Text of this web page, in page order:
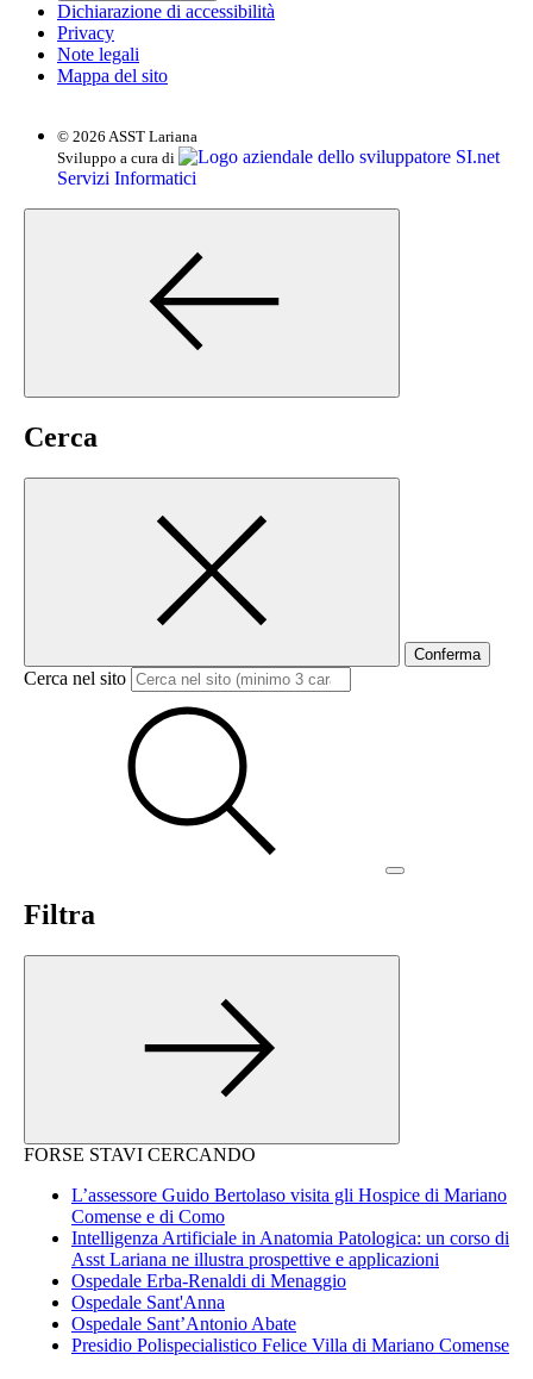
Dichiarazione di accessibilità
Privacy
Note legali
Mappa del sito
© 2026 ASST Lariana
Sviluppo a cura di
SI.net
Servizi Informatici
Cerca
Conferma
Cerca nel sito
Filtra
FORSE STAVI CERCANDO
L’assessore Guido Bertolaso visita gli Hospice di Mariano
Comense e di Como
Intelligenza Artificiale in Anatomia Patologica: un corso di
Asst Lariana ne illustra prospettive e applicazioni
Ospedale Erba-Renaldi di Menaggio
Ospedale Sant'Anna
Ospedale Sant’Antonio Abate
Presidio Polispecialistico Felice Villa di Mariano Comense